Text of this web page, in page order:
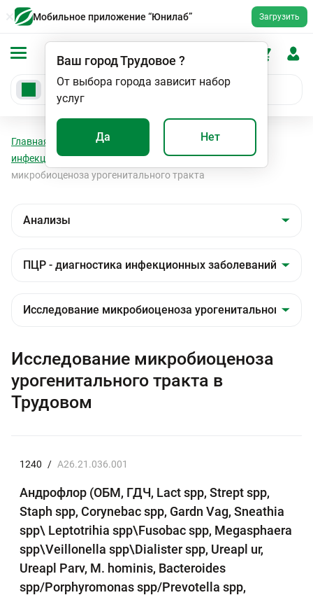
Мобильное приложение “Юнилаб” Загрузить
Ваш городТрудовое ?
От выбора города зависит набор
услуг
Да Нет
Главная Анализы
ПЦР - диагностика
инфекционных заболеваний
Исследование
микробиоценоза урогенитального тракта
Исследование микробиоценоза
урогенитального тракта в
Трудовом
1240 / A26.21.036.001
Андрофлор (ОБМ, ГДЧ, Lact spp, Strept spp,
Staph spp, Corynebac spp, Gardn Vag, Sneathia
spp\ Leptotrihia spp\Fusobac spp, Megasphaera
spp\Veillonella spp\Dialister spp, Ureapl ur,
Ureapl Parv, M. hominis, Bacteroides
spp/Porphyromonas spp/Prevotella spp,